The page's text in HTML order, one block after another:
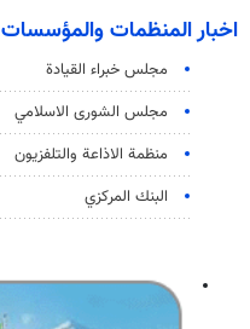
اخبار المنظمات والمؤسسات
مجلس خبراء القيادة
مجلس الشورى الاسلامي
منظمة الاذاعة والتلفزیون
البنك المركزي